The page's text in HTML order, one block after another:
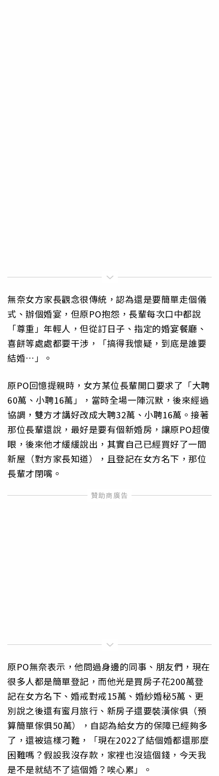
無奈女方家長觀念很傳統，認為還是要簡單走個儀
式、辦個婚宴，但原PO抱怨，長輩每次口中都說
「尊重」年輕人，但從訂日子、指定的婚宴餐廳、
喜餅等處處都要干涉，「搞得我懷疑，到底是誰要
結婚…」。
原PO回憶提親時，女方某位長輩開口要求了「大聘
60萬、小聘16萬」，當時全場一陣沉默，後來經過
協調，雙方才講好改成大聘32萬、小聘16萬。接著
那位長輩還說，最好是要有個新婚房，讓原PO超傻
眼，後來他才緩緩說出，其實自己已經買好了一間
新屋（對方家長知道），且登記在女方名下，那位
長輩才閉嘴。
原PO無奈表示，他問過身邊的同事、朋友們，現在
很多人都是簡單登記，而他光是買房子花200萬登
記在女方名下、婚戒對戒15萬、婚紗婚秘5萬、更
別說之後還有蜜月旅行、新房子還要裝潢傢俱（預
算簡單傢俱50萬），自認為給女方的保障已經夠多
了，還被這樣刁難，「現在2022了結個婚都還那麼
困難嗎？假設我沒存款，家裡也沒這個錢，今天我
是不是就結不了這個婚？唉心累」。